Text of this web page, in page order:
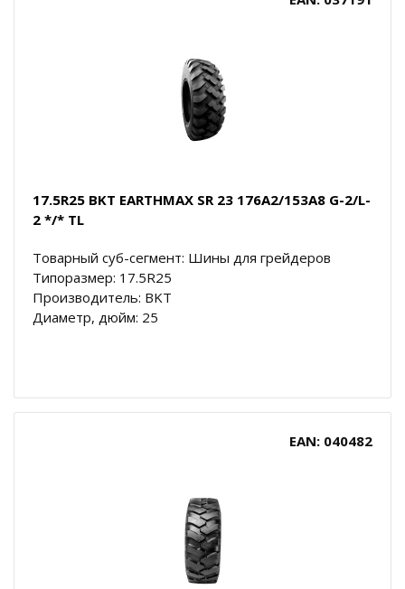
17.5R25 BKT EARTHMAX SR 23 176A2/153A8 G-2/L-
2 */* TL
Товарный суб-сегмент: Шины для грейдеров
Типоразмер: 17.5R25
Производитель: BKT
Диаметр, дюйм: 25
EAN: 040482